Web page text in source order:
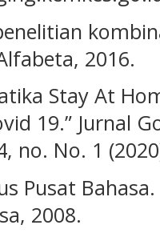
2016.
Stay At
19.” Jurnal
no. No. 1
Pusat
2008.